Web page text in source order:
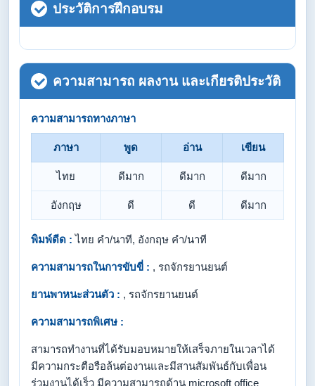
ประวัติการฝึกอบรม
ความสามารถ ผลงาน และเกียรติประวัติ
ความสามารถทางภาษา
ภาษา พูด อ่าน เขียน
ไทย ดีมาก ดีมาก ดีมาก
อังกฤษ ดี ดี ดีมาก
พิมพ์ดีด : ไทย คำ/นาที, อังกฤษ คำ/นาที
ความสามารถในการขับขี่ : , รถจักรยานยนต์
ยานพาหนะส่วนตัว : , รถจักรยานยนต์
ความสามารถพิเศษ :
สามารถทำงานที่ได้รับมอบหมายให้เสร็จภายในเวลาได้
มีความกระตือรือล้นต่องานและมีสานสัมพันธ์กับเพื่อน
ร่วมงานได้เร็ว มีความสามารถด้าน microsoft office